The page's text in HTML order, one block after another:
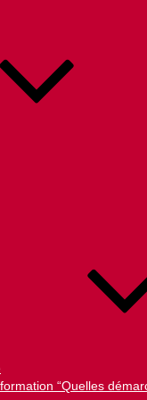
“Quelles